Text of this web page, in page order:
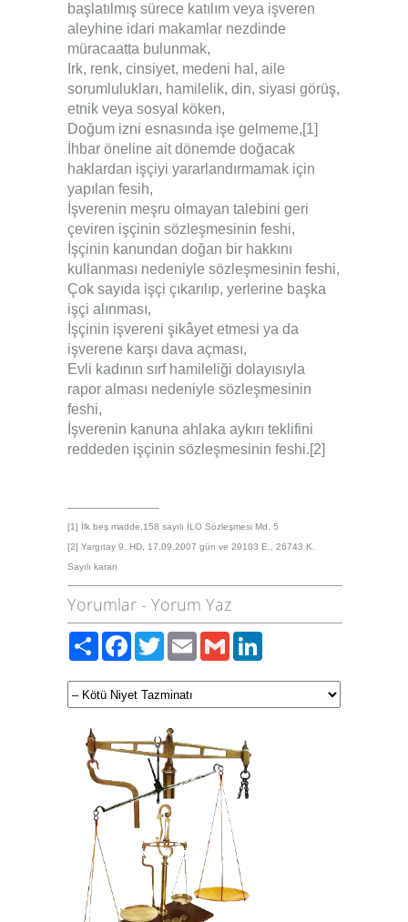
başlatılmış sürece katılım veya işveren
aleyhine idari makamlar nezdinde
müracaatta bulunmak,
Irk, renk, cinsiyet, medeni hal, aile
sorumlulukları, hamilelik, din, siyasi görüş,
etnik veya sosyal köken,
Doğum izni esnasında işe gelmeme,[1]
İhbar öneline ait dönemde doğacak
haklardan işçiyi yararlandırmamak için
yapılan fesih,
İşverenin meşru olmayan talebini geri
çeviren işçinin sözleşmesinin feshi,
İşçinin kanundan doğan bir hakkını
kullanması nedeniyle sözleşmesinin feshi,
Çok sayıda işçi çıkarılıp, yerlerine başka
işçi alınması,
İşçinin işvereni şikâyet etmesi ya da
işverene karşı dava açması,
Evli kadının sırf hamileliği dolayısıyla
rapor alması nedeniyle sözleşmesinin
feshi,
İşverenin kanuna ahlaka aykırı teklifini
reddeden işçinin sözleşmesinin feshi.[2]
[1] İlk beş madde,158 sayılı İLO Sözleşmesi Md. 5
[2] Yargıtay 9. HD, 17.09.2007 gün ve 29103 E., 26743 K.
Sayılı kararı
Yorumlar - Yorum Yaz
PaylaşFacebook
TwitterEmailGmail